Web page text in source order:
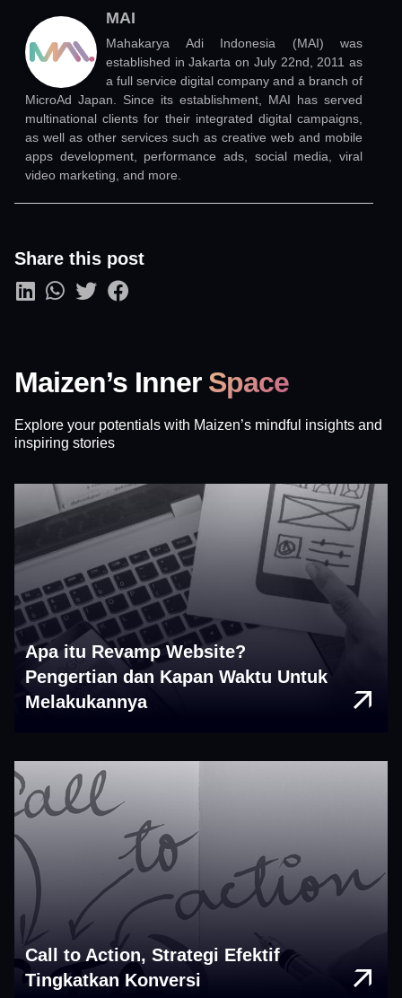
MAI
Mahakarya Adi Indonesia (MAI) was
established in Jakarta on July 22nd, 2011 as
a full service digital company and a branch of
MicroAd Japan. Since its establishment, MAI has served
multinational clients for their integrated digital campaigns,
as well as other services such as creative web and mobile
apps development, performance ads, social media, viral
video marketing, and more.
Share this post
Maizen’s Inner Space
Explore your potentials with Maizen’s mindful insights and
inspiring stories
Apa itu Revamp Website?
Pengertian dan Kapan Waktu Untuk
Melakukannya
Call to Action, Strategi Efektif
Tingkatkan Konversi